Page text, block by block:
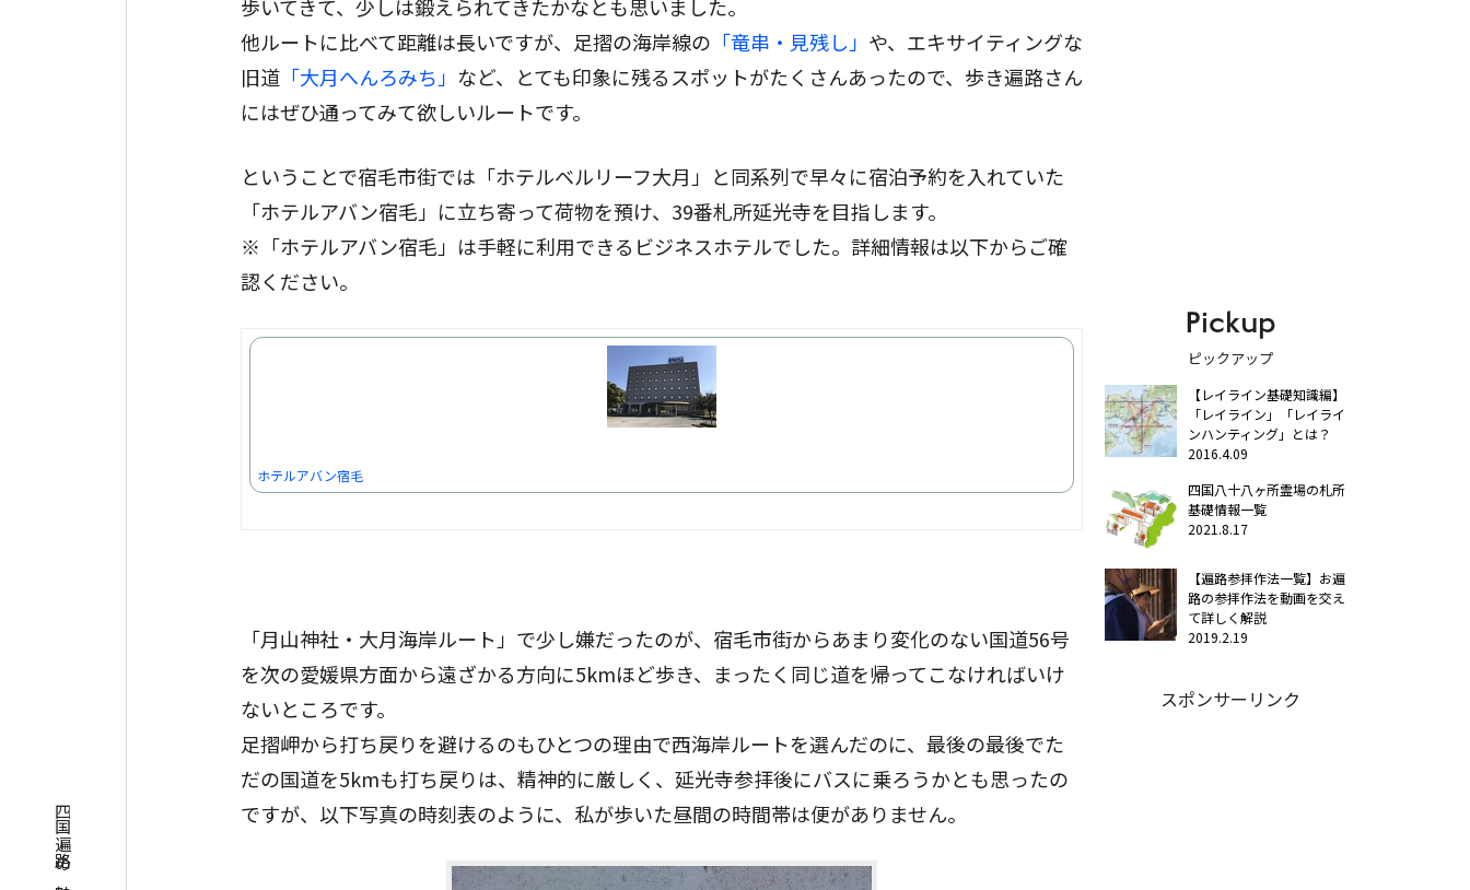
歩いてきて、少しは鍛えられてきたかなとも思いました。
他ルートに比べて距離は長いですが、足摺の海岸線の 「竜串・見残し」 や、エキサイティングな
旧道 「大月へんろみち」 など、とても印象に残るスポットがたくさんあったので、歩き遍路さん
にはぜひ通ってみて欲しいルートです。
ということで宿毛市街では「ホテルベルリーフ大月」と同系列で早々に宿泊予約を入れていた
「ホテルアバン宿毛」に立ち寄って荷物を預け、39番札所延光寺を目指します。
※「ホテルアバン宿毛」は手軽に利用できるビジネスホテルでした。詳細情報は以下からご確
認ください。
ホテルアバン宿毛
「月山神社・大月海岸ルート」で少し嫌だったのが、宿毛市街からあまり変化のない国道56号
を次の愛媛県方面から遠ざかる方向に5kmほど歩き、まったく同じ道を帰ってこなければいけ
ないところです。
足摺岬から打ち戻りを避けるのもひとつの理由で西海岸ルートを選んだのに、最後の最後でた
だの国道を5kmも打ち戻りは、精神的に厳しく、延光寺参拝後にバスに乗ろうかとも思ったの
ですが、以下写真の時刻表のように、私が歩いた昼間の時間帯は便がありません。
Pickup
ピックアップ
【レイライン基礎知識編】
「レイライン」「レイライ
ンハンティング」とは？
2016.4.09
四国八十八ヶ所霊場の札所
基礎情報一覧
2021.8.17
【遍路参拝作法一覧】お遍
路の参拝作法を動画を交え
て詳しく解説
2019.2.19
スポンサーリンク